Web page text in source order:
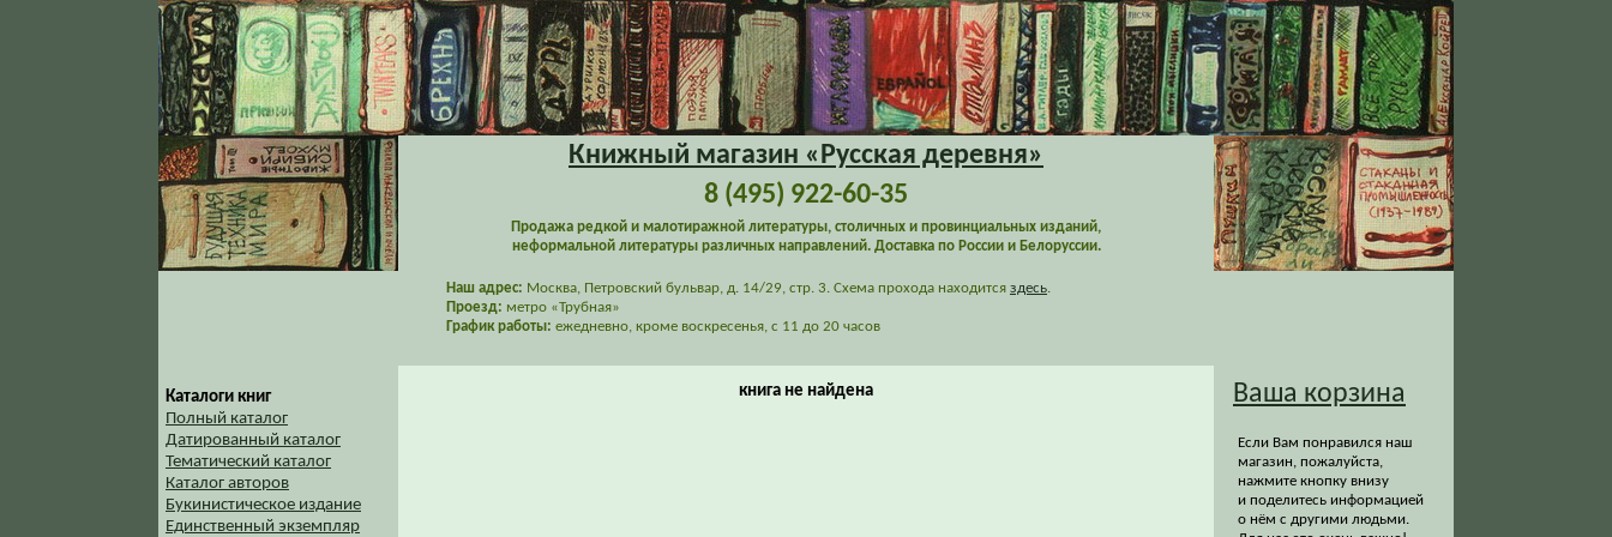
Книжный магазин «Русская деревня»
8 (495) 922-60-35
Продажа редкой и малотиражной литературы, столичных и провинциальных изданий,
неформальной литературы различных направлений. Доставка по России и Белоруссии.
Наш адрес: Москва, Петровский бульвар, д. 14/29, стр. 3. Схема прохода находится здесь.
Проезд: метро «Трубная»
График работы: ежедневно, кроме воскресенья, с 11 до 20 часов
Каталоги книг
Полный каталог
Датированный каталог
Тематический каталог
Каталог авторов
Букинистическое издание
Единственный экземпляр
книга не найдена Ваша корзина
Если Вам понравился наш
магазин, пожалуйста,
нажмите кнопку внизу
и поделитесь информацией
о нём с другими людьми.